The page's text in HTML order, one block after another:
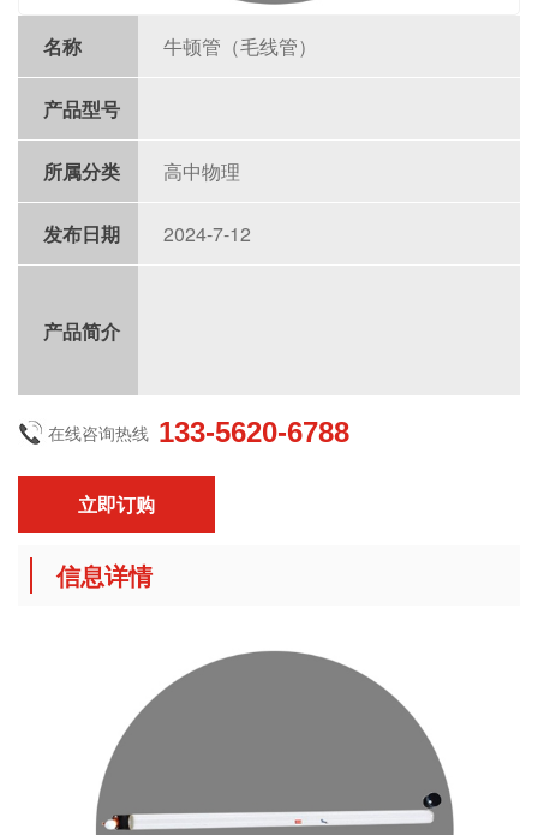
名称 牛顿管（毛线管）
产品型号
所属分类 高中物理
发布日期 2024-7-12
产品简介
在线咨询热线 133-5620-6788
立即订购
信息详情